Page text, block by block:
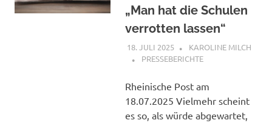
„Man hat die Schulen
verrotten lassen“
18. JULI 2025
KAROLINE MILCH
PRESSEBERICHTE
Rheinische Post am
18.07.2025 Vielmehr scheint
es so, als würde abgewartet,